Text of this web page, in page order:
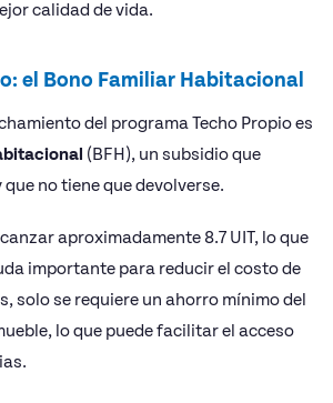
calidad de vida.
el Bono Familiar Habitacional
del programa Techo Propio es
(BFH), un subsidio que
no tiene que devolverse.
aproximadamente 8.7 UIT, lo que
importante para reducir el costo de
solo se requiere un ahorro mínimo del
lo que puede facilitar el acceso